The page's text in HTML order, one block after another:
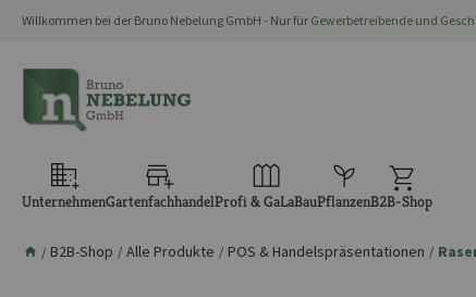
Zur Hauptnavigation springen
Willkommen bei der Bruno Nebelung GmbH - Nur für Gewerbetreibende und
UnternehmenGartenfachhandelProfi & GaLaBauPflanzenB2B-Shop
/ B2B-Shop / Alle Produkte / POS & Handelspräsentationen /